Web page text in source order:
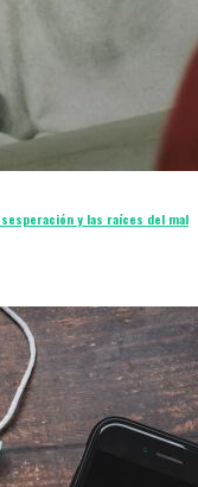
y las raíces del mal